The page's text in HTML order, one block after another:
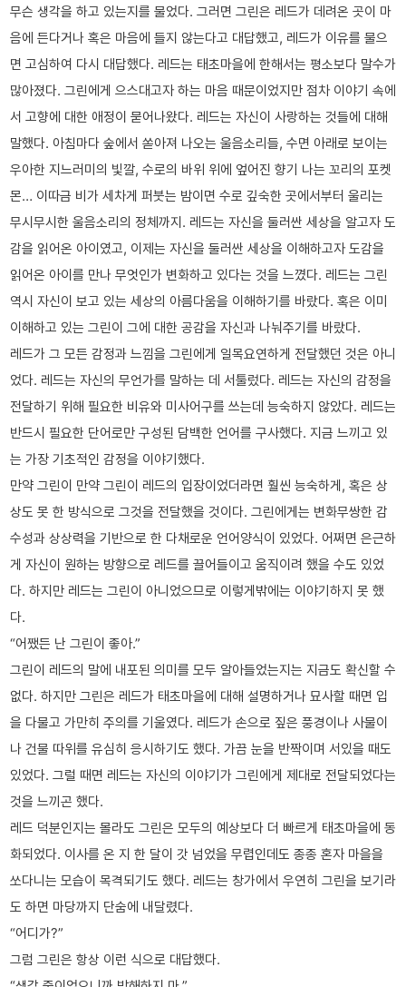
무슨 생각을 하고 있는지를 물었다. 그러면 그린은 레드가 데려온 곳이 마
음에 든다거나 혹은 마음에 들지 않는다고 대답했고, 레드가 이유를 물으
면 고심하여 다시 대답했다. 레드는 태초마을에 한해서는 평소보다 말수가
많아졌다. 그린에게 으스대고자 하는 마음 때문이었지만 점차 이야기 속에
서 고향에 대한 애정이 묻어나왔다. 레드는 자신이 사랑하는 것들에 대해
말했다. 아침마다 숲에서 쏟아져 나오는 울음소리들, 수면 아래로 보이는
우아한 지느러미의 빛깔, 수로의 바위 위에 엎어진 향기 나는 꼬리의 포켓
몬… 이따금 비가 세차게 퍼붓는 밤이면 수로 깊숙한 곳에서부터 울리는
무시무시한 울음소리의 정체까지. 레드는 자신을 둘러싼 세상을 알고자 도
감을 읽어온 아이였고, 이제는 자신을 둘러싼 세상을 이해하고자 도감을
읽어온 아이를 만나 무엇인가 변화하고 있다는 것을 느꼈다. 레드는 그린
역시 자신이 보고 있는 세상의 아름다움을 이해하기를 바랐다. 혹은 이미
이해하고 있는 그린이 그에 대한 공감을 자신과 나눠주기를 바랐다.
레드가 그 모든 감정과 느낌을 그린에게 일목요연하게 전달했던 것은 아니
었다. 레드는 자신의 무언가를 말하는 데 서툴렀다. 레드는 자신의 감정을
전달하기 위해 필요한 비유와 미사어구를 쓰는데 능숙하지 않았다. 레드는
반드시 필요한 단어로만 구성된 담백한 언어를 구사했다. 지금 느끼고 있
는 가장 기초적인 감정을 이야기했다.
만약 그린이 만약 그린이 레드의 입장이었더라면 훨씬 능숙하게, 혹은 상
상도 못 한 방식으로 그것을 전달했을 것이다. 그린에게는 변화무쌍한 감
수성과 상상력을 기반으로 한 다채로운 언어양식이 있었다. 어쩌면 은근하
게 자신이 원하는 방향으로 레드를 끌어들이고 움직이려 했을 수도 있었
다. 하지만 레드는 그린이 아니었으므로 이렇게밖에는 이야기하지 못 했
다.
“어쨌든 난 그린이 좋아.”
그린이 레드의 말에 내포된 의미를 모두 알아들었는지는 지금도 확신할 수
없다. 하지만 그린은 레드가 태초마을에 대해 설명하거나 묘사할 때면 입
을 다물고 가만히 주의를 기울였다. 레드가 손으로 짚은 풍경이나 사물이
나 건물 따위를 유심히 응시하기도 했다. 가끔 눈을 반짝이며 서있을 때도
있었다. 그럴 때면 레드는 자신의 이야기가 그린에게 제대로 전달되었다는
것을 느끼곤 했다.
레드 덕분인지는 몰라도 그린은 모두의 예상보다 더 빠르게 태초마을에 동
화되었다. 이사를 온 지 한 달이 갓 넘었을 무렵인데도 종종 혼자 마을을
쏘다니는 모습이 목격되기도 했다. 레드는 창가에서 우연히 그린을 보기라
도 하면 마당까지 단숨에 내달렸다.
“어디가?”
그럼 그린은 항상 이런 식으로 대답했다.